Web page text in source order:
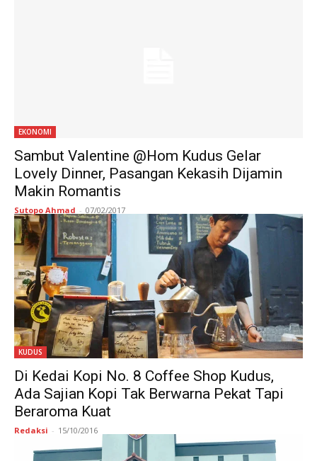
EKONOMI
Sambut Valentine @Hom Kudus Gelar
Lovely Dinner, Pasangan Kekasih Dijamin
Makin Romantis
Sutopo Ahmad - 07/02/2017
KUDUS
Di Kedai Kopi No. 8 Coffee Shop Kudus,
Ada Sajian Kopi Tak Berwarna Pekat Tapi
Beraroma Kuat
Redaksi - 15/10/2016